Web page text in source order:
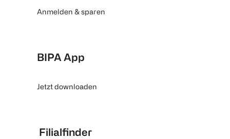
Anmelden & sparen
BIPA App
Jetzt downloaden
Filialfinder